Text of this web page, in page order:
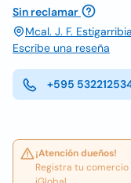
Sin reclamar
Mcal. J. F.
Escribe una reseña
+595
¡Atención dueños!
Registra tu